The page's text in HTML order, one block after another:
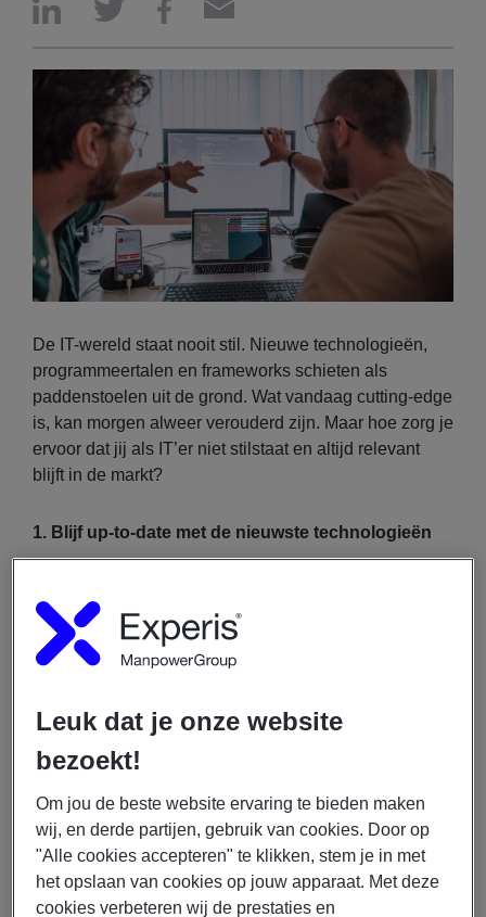
De IT-wereld staat nooit stil. Nieuwe technologieën,
programmeertalen en frameworks schieten als
paddenstoelen uit de grond. Wat vandaag cutting-edge
is, kan morgen alweer verouderd zijn. Maar hoe zorg je
ervoor dat jij als IT’er niet stilstaat en altijd relevant
blijft in de markt?
1. Blijf up-to-date met de nieuwste technologieën
De ontwikkelingen in IT gaan razendsnel. Of je nu
bijblijven is cruciaal. Volg blogs, podcasts en
nieuwsbronnen zoals:
technologische trends
Smashing Magazine en CSS-Tricks voor front-
r/sysadmin en r/devops op Reddit voor hands-on
kennis en ervaringen
Pro tip:Maak het een gewoonte om wekelijks tijd in te
plannen voor zelfstudie. Zelfs een half uurtje per dag
Leuk dat je onze website
bezoekt!
Om jou de beste website ervaring te bieden maken
wij, en derde partijen, gebruik van cookies. Door op
"Alle cookies accepteren" te klikken, stem je in met
het opslaan van cookies op jouw apparaat. Met deze
cookies verbeteren wij de prestaties en